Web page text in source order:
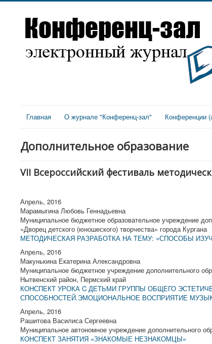
Главная О журнале "Конференц-зал" Конференции
Дополнительное образование
VII Всероссийский фестиваль
Апрель, 2016
Марамыгина Любовь Геннадьевна
Муниципальное бюджетное образовательное учреждение
«Дворец детского (юношеского) творчества» города Кургана
МЕТОДИЧЕСКАЯ РАЗРАБОТКА НА ТЕМУ: «СПОСОБЫ
Апрель, 2016
Макунькина Екатерина Александровна
Муниципальное бюджетное учреждение дополнительного
Нытвенский район, Пермский край
КОНСПЕКТ УРОКА C ДЕТЬМИ ГРУППЫ ОБЩЕГО
СПОСОБНОСТЕЙ.ЭМОЦИОНАЛЬНОЕ ВОСПРИЯТИЕ
Апрель, 2016
Рашитова Василиса Сергеевна
Муниципальное автономное учреждение дополнительного
КОНСПЕКТ ЗАНЯТИЯ «ЗНАКОМЫЕ НЕЗНАКОМЦЫ»